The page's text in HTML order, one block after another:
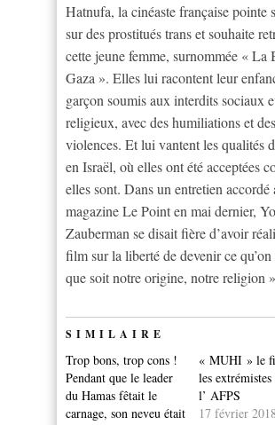
Hatnufa, la cinéaste française pointe
sur des prostitués trans et souhaite
cette jeune femme, surnommée « La
Gaza ». Elles lui racontent leur
garçon soumis aux interdits sociaux
religieux, avec des humiliations et des
violences. Et lui vantent les qualités
en Israël, où elles ont été acceptées
elles sont. Dans un entretien accordé
magazine Le Point en mai dernier,
Zauberman se disait fière d’avoir
film sur la liberté de devenir ce
que soit notre origine, notre religion
SIMILAIRE
Trop bons, trop cons !
Pendant que le leader
du Hamas fêtait le
carnage, son neveu était
« MUHI » le
les
l’ AFPS
17 février 2018